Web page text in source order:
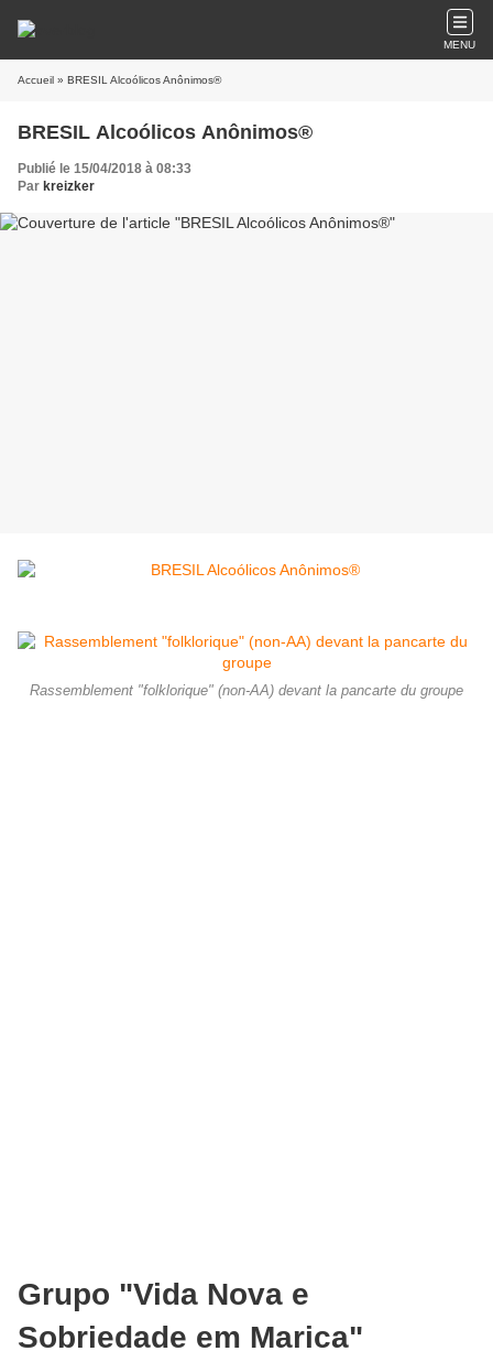
MENU
Accueil » BRESIL Alcoólicos Anônimos®
BRESIL Alcoólicos Anônimos®
Publié le 15/04/2018 à 08:33
Par kreizker
Rassemblement "folklorique" (non-AA) devant la pancarte du groupe
Grupo "Vida Nova e
Sobriedade em Marica"